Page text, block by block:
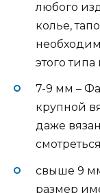
любого
колье,
этого
7-9 мм –
крупной
даже
свыше 9
размер